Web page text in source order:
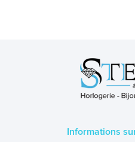
Informations